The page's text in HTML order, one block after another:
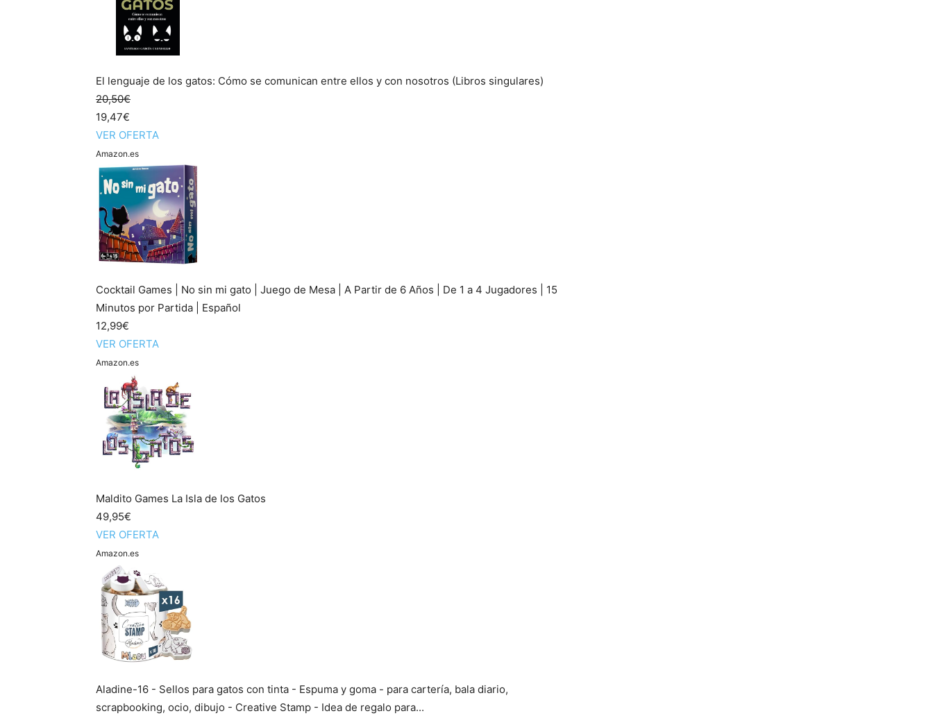
El lenguaje de los gatos: Cómo se comunican entre ellos y con nosotros (Libros singulares)
20,50€
19,47€
VER OFERTA
Amazon.es
Cocktail Games | No sin mi gato | Juego de Mesa | A Partir de 6 Años | De 1 a 4 Jugadores | 15
Minutos por Partida | Español
12,99€
VER OFERTA
Amazon.es
Maldito Games La Isla de los Gatos
49,95€
VER OFERTA
Amazon.es
Aladine-16 - Sellos para gatos con tinta - Espuma y goma - para cartería, bala diario,
scrapbooking, ocio, dibujo - Creative Stamp - Idea de regalo para...